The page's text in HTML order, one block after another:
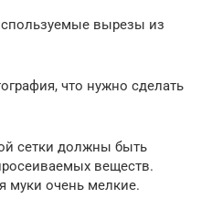
вырезы из
что нужно сделать
сетки должны быть
веществ.
муки очень мелкие.